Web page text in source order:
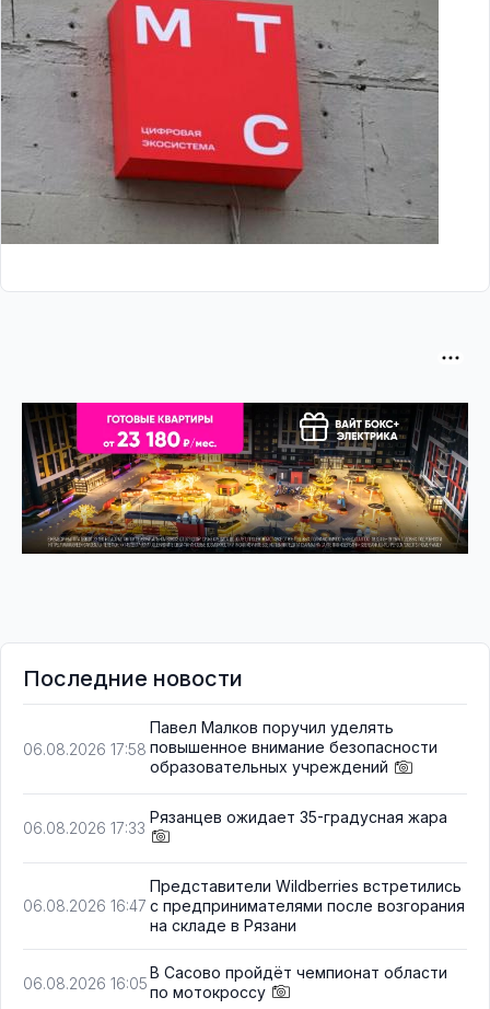
Последние новости
06.08.2026 17:58
Павел Малков поручил уделять
повышенное внимание безопасности
образовательных учреждений
06.08.2026 17:33
Рязанцев ожидает 35-градусная жара
06.08.2026 16:47
Представители Wildberries встретились
с предпринимателями после возгорания
на складе в Рязани
06.08.2026 16:05
В Сасово пройдёт чемпионат области
по мотокроссу